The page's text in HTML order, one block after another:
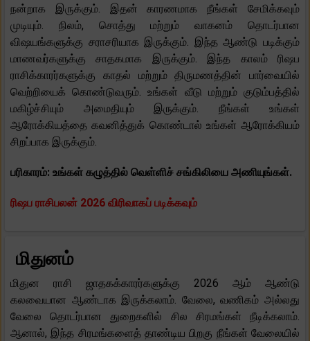
நன்றாக இருக்கும். இதன் காரணமாக நீங்கள் சேமிக்கவும்
முடியும். நிலம், சொத்து மற்றும் வாகனம் தொடர்பான
விஷயங்களுக்கு சராசரியாக இருக்கும். இந்த ஆண்டு படிக்கும்
மாணவர்களுக்கு சாதகமாக இருக்கும். இந்த காலம் ரிஷப
ராசிக்காரர்களுக்கு காதல் மற்றும் திருமணத்தின் பார்வையில்
வெற்றியைக் கொண்டுவரும். உங்கள் வீடு மற்றும் குடும்பத்தில்
மகிழ்ச்சியும் அமைதியும் இருக்கும். நீங்கள் உங்கள்
ஆரோக்கியத்தை கவனித்துக் கொண்டால் உங்கள் ஆரோக்கியம்
சிறப்பாக இருக்கும்.
பரிகாரம்: உங்கள் கழுத்தில் வெள்ளிச் சங்கிலியை அணியுங்கள்.
ரிஷப ராசிபலன் 2026 விரிவாகப் படிக்கவும்
மிதுனம்
மிதுன ராசி ஜாதகக்காரர்களுக்கு 2026 ஆம் ஆண்டு
கலவையான ஆண்டாக இருக்கலாம். வேலை, வணிகம் அல்லது
வேலை தொடர்பான துறைகளில் சில சிரமங்கள் நீடிக்கலாம்.
ஆனால், இந்த சிரமங்களைத் தாண்டிய பிறகு நீங்கள் வேலையில்